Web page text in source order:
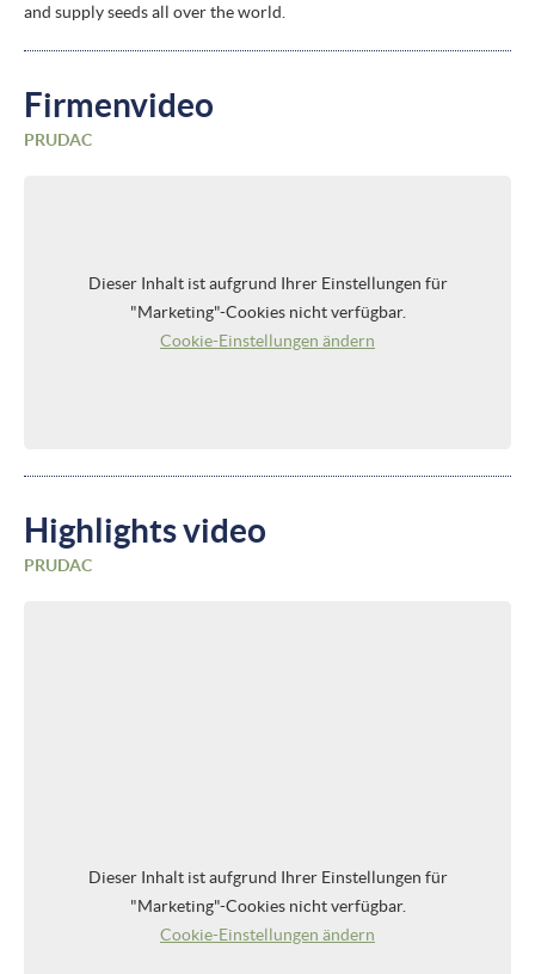
and supply seeds all over the world.
Firmenvideo
PRUDAC
Dieser Inhalt ist aufgrund Ihrer Einstellungen für
"Marketing"-Cookies nicht verfügbar.
Cookie-Einstellungen ändern
Highlights video
PRUDAC
Dieser Inhalt ist aufgrund Ihrer Einstellungen für
"Marketing"-Cookies nicht verfügbar.
Cookie-Einstellungen ändern